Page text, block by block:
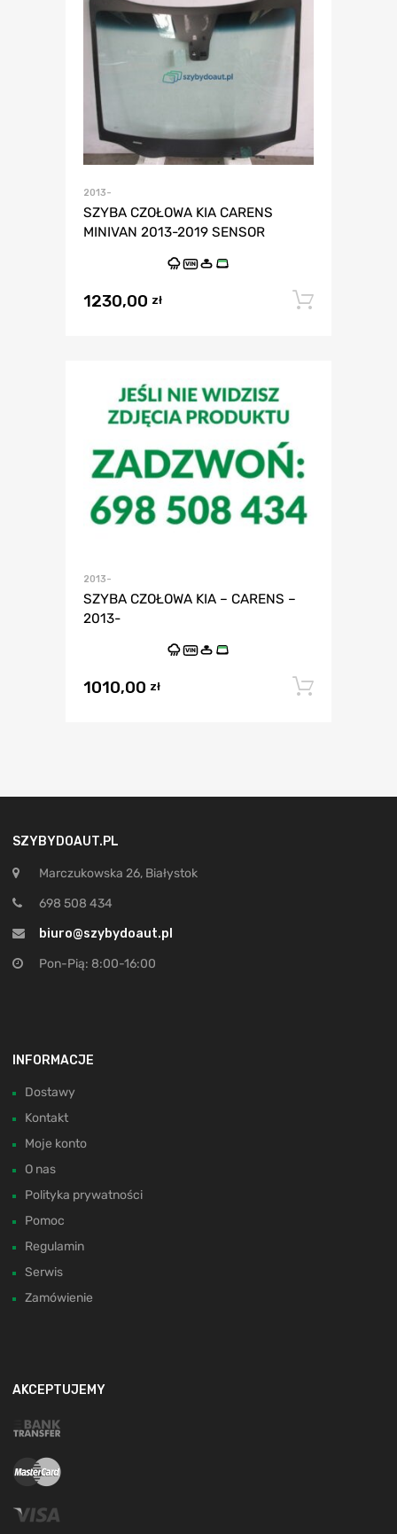
2013-
SZYBA CZOŁOWA KIA CARENS
MINIVAN 2013-2019 SENSOR
VIN
1230,00 zł
2013-
SZYBA CZOŁOWA KIA – CARENS –
2013-
VIN
1010,00 zł
SZYBYDOAUT.PL
Marczukowska 26, Białystok
698 508 434
biuro@szybydoaut.pl
Pon-Pią: 8:00-16:00
INFORMACJE
Dostawy
Kontakt
Moje konto
O nas
Polityka prywatności
Pomoc
Regulamin
Serwis
Zamówienie
AKCEPTUJEMY